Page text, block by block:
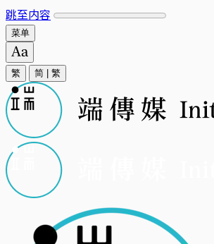
跳至内容
菜单
繁 简 繁